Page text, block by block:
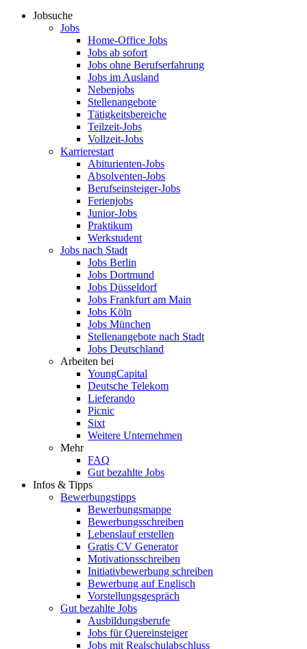
Jobsuche
Jobs
Home-Office Jobs
Jobs ab sofort
Jobs ohne Berufserfahrung
Jobs im Ausland
Nebenjobs
Stellenangebote
Tätigkeitsbereiche
Teilzeit-Jobs
Vollzeit-Jobs
Karrierestart
Abiturienten-Jobs
Absolventen-Jobs
Berufseinsteiger-Jobs
Ferienjobs
Junior-Jobs
Praktikum
Werkstudent
Jobs nach Stadt
Jobs Berlin
Jobs Dortmund
Jobs Düsseldorf
Jobs Frankfurt am Main
Jobs Köln
Jobs München
Stellenangebote nach Stadt
Jobs Deutschland
Arbeiten bei
YoungCapital
Deutsche Telekom
Lieferando
Picnic
Sixt
Weitere Unternehmen
Mehr
FAQ
Gut bezahlte Jobs
Infos & Tipps
Bewerbungstipps
Bewerbungsmappe
Bewerbungsschreiben
Lebenslauf erstellen
Gratis CV Generator
Motivationsschreiben
Initiativbewerbung schreiben
Bewerbung auf Englisch
Vorstellungsgespräch
Gut bezahlte Jobs
Ausbildungsberufe
Jobs für Quereinsteiger
Jobs mit Realschulabschluss